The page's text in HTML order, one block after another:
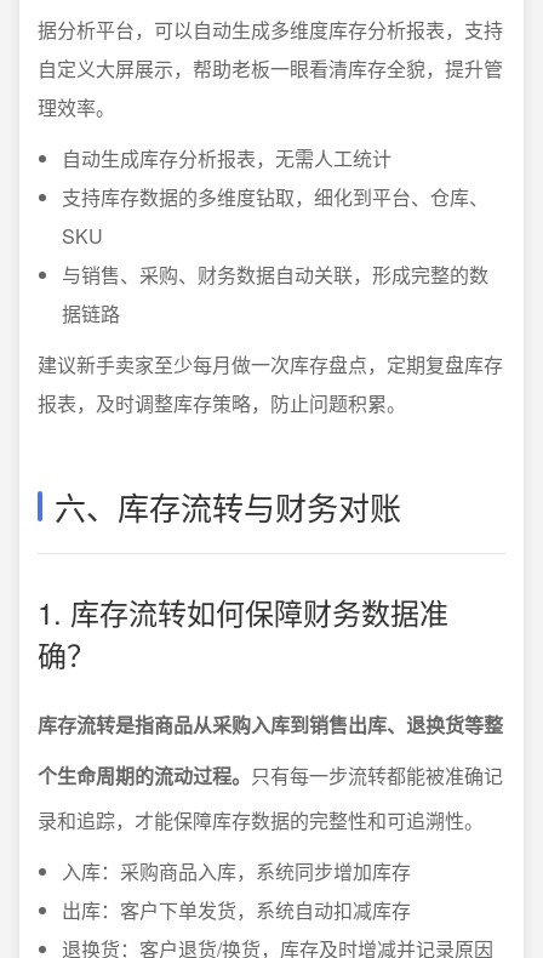
据分析平台，可以自动生成多维度库存分析报表，支持
自定义大屏展示，帮助老板一眼看清库存全貌，提升管
理效率。
自动生成库存分析报表，无需人工统计
支持库存数据的多维度钻取，细化到平台、仓库、
SKU
与销售、采购、财务数据自动关联，形成完整的数
据链路
建议新手卖家至少每月做一次库存盘点，定期复盘库存
报表，及时调整库存策略，防止问题积累。
六、库存流转与财务对账
1. 库存流转如何保障财务数据准
确？
库存流转是指商品从采购入库到销售出库、退换货等整
个生命周期的流动过程。 只有每一步流转都能被准确记
录和追踪，才能保障库存数据的完整性和可追溯性。
入库：采购商品入库，系统同步增加库存
出库：客户下单发货，系统自动扣减库存
退换货：客户退货/换货，库存及时增减并记录原因